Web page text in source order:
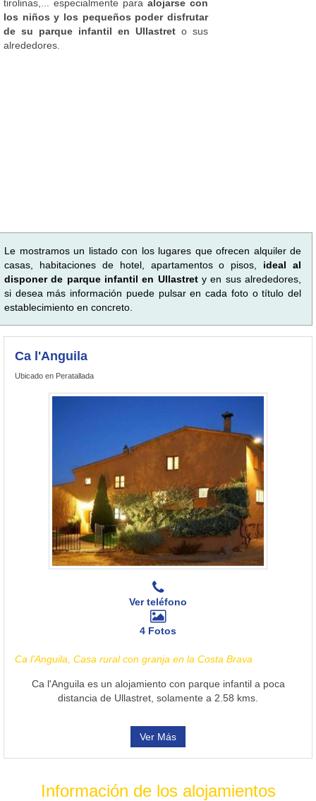
tirolinas,... especialmente para alojarse con
los niños y los pequeños poder disfrutar
de su parque infantil en Ullastret o sus
alrededores.
Le mostramos un listado con los lugares que ofrecen alquiler de
casas, habitaciones de hotel, apartamentos o pisos, ideal al
disponer de parque infantil en Ullastrety en sus alrededores,
si desea más información puede pulsar en cada foto o título del
establecimiento en concreto.
Ca l'Anguila
Ubicado en Peratallada
Ver teléfono
4 Fotos
Ca l'Anguila, Casa rural con granja en la Costa Brava
Ca l'Anguila es un alojamiento con parque infantil a poca
distancia de Ullastret, solamente a 2.58 kms.
Ver Más
Información de los alojamientos